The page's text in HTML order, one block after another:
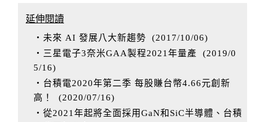
延伸閱讀
‧未來 AI 發展八大新趨勢 (2017/10/06)
‧三星電子3奈米GAA製程2021年量產 (2019/0
5/16)
‧台積電2020年第二季 每股賺台幣4.66元創新
高！
(2020/07/16)
‧從2021年起將全面採用GaN和SiC半導體、台積